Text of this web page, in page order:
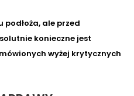
podłoża, ale przed
konieczne jest
wyżej krytycznych